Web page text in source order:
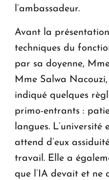
l’ambassadeur.
Avant la
techniques du
par sa doyenne,
Mme Salwa
indiqué quelques
primo-entrants :
langues. L’université
attend d’eux
travail. Elle a
que l’IA devait et ne